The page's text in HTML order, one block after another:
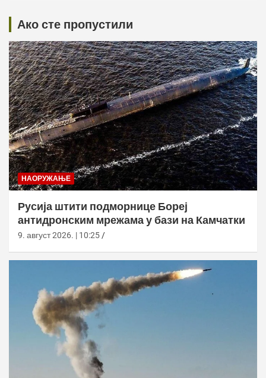
Ако сте пропустили
НАОРУЖАЊЕ
Русија штити подморнице Бореј
антидронским мрежама у бази на Камчатки
9. август 2026. | 10:25